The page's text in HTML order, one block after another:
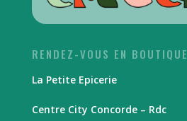
RENDEZ-VOUS EN BOUTIQUE
La Petite Epicerie
Centre City Concorde – Rdc